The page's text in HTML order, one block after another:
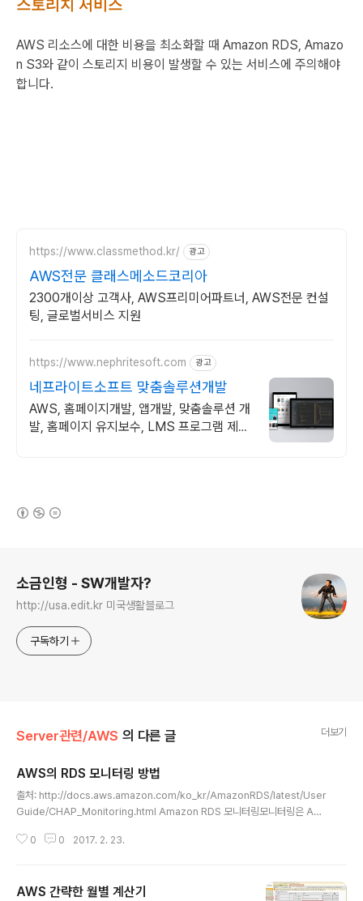
AWS 리소스에 대한 비용을 최소화할 때 Amazon RDS, Amazo
n S3와 같이 스토리지 비용이 발생할 수 있는 서비스에 주의해야
합니다.
https://www.classmethod.kr/ 광고
AWS전문 클래스메소드코리아
2300개이상 고객사, AWS프리미어파트너, AWS전문 컨설
팅, 글로벌서비스 지원
https://www.nephritesoft.com 광고
네프라이트소프트 맞춤솔루션개발
AWS, 홈페이지개발, 앱개발, 맞춤솔루션 개
발, 홈페이지 유지보수, LMS 프로그램 제작
소금인형 - SW개발자?
http://usa.edit.kr 미국생활블로그
구독하기
Server관련/AWS 의 다른 글 더보기
AWS의 RDS 모니터링 방법
출처: http://docs.aws.amazon.com/ko_kr/AmazonRDS/latest/User
Guide/CHAP_Monitoring.html Amazon RDS 모니터링모니터링은 Am
중요한 부분입니다. 발생하는 다중 지점 실패를 보다 쉽게 디버깅할 수 있도록
터링 계획을 작성하는 것이 좋습니다.모니터링의 목표모니터링할 리소스이러한
0 0 2017. 2. 23.
AWS 간략한 월별 계산기